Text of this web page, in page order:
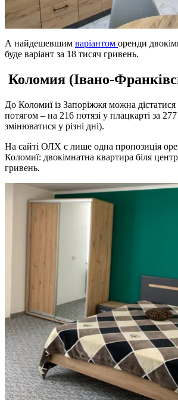
А найдешевшим варіантом оренди
буде варіант за 18 тисяч гривень.
Коломия (Івано-
До Коломиї із Запоріжжя можна
потягом – на 216 потязі у плацкарті за
змінюватися у різні дні).
На сайті ОЛХ є лише одна пропозиція
Коломиї: двокімнатна квартира біля
гривень.